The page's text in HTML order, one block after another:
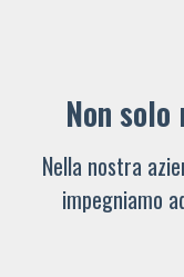
Non
Nella nostra
impegniamo